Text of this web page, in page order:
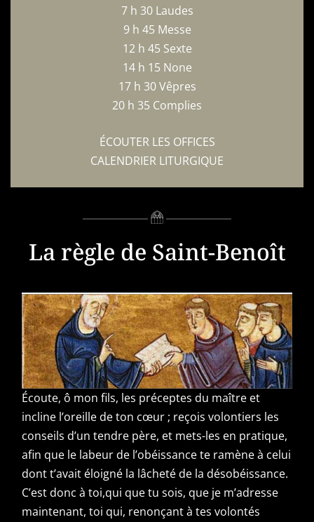
7 h 30 Laudes
9 h 45 Messe
12 h 45 Sexte
14 h 15 None
17 h 30 Vêpres
20 h 35 Complies
ÉCOUTER LES OFFICES
CALENDRIER LITURGIQUE
La règle de Saint-Benoît
Écoute, ô mon fils, les préceptes du maître et
incline l’oreille de ton cœur ; reçois volontiers les
conseils d’un tendre père, et mets-les en pratique,
afin que le labeur de l’obéissance te ramène à celui
dont t’avait éloigné la lâcheté de la désobéissance.
C’est donc à toi,qui que tu sois, que je m’adresse
maintenant, toi qui, renonçant à tes volontés